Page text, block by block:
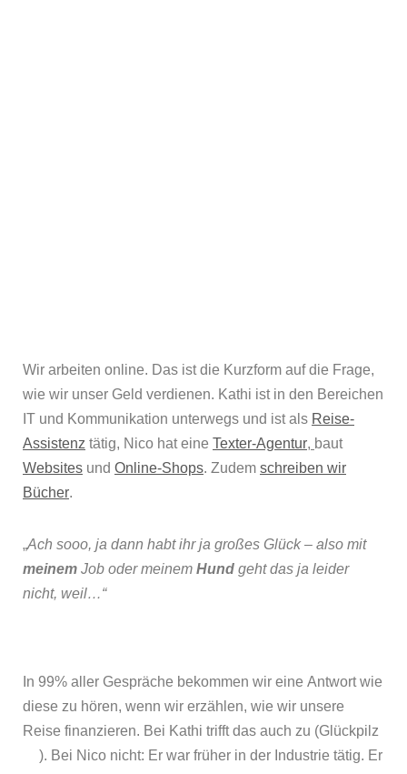
Wir arbeiten online. Das ist die Kurzform auf die Frage,
wie wir unser Geld verdienen. Kathi ist in den Bereichen
IT und Kommunikation unterwegs und ist als Reise-
Assistenz tätig, Nico hat eine Texter-Agentur, baut
Websites und Online-Shops. Zudem schreiben wir
Bücher.
„Ach sooo, ja dann habt ihr ja großes Glück – also mit
meinem Job oder meinem Hund geht das ja leider
nicht, weil…“
In 99% aller Gespräche bekommen wir eine Antwort wie
diese zu hören, wenn wir erzählen, wie wir unsere
Reise finanzieren. Bei Kathi trifft das auch zu (Glückpilz
). Bei Nico nicht: Er war früher in der Industrie tätig. Er